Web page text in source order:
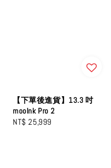
【下單後進貨】13.3 吋
mooInk Pro 2
Regular
NT$ 25,999